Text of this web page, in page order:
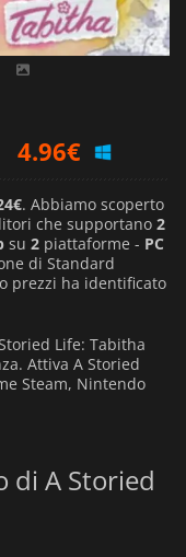
4.96€
8.99€
. Abbiamo scoperto
che supportano 2
su 2 piattaforme - PC
di Standard
prezzi ha identificato
Life: Tabitha
Attiva A Storied
Steam, Nintendo
di A Storied